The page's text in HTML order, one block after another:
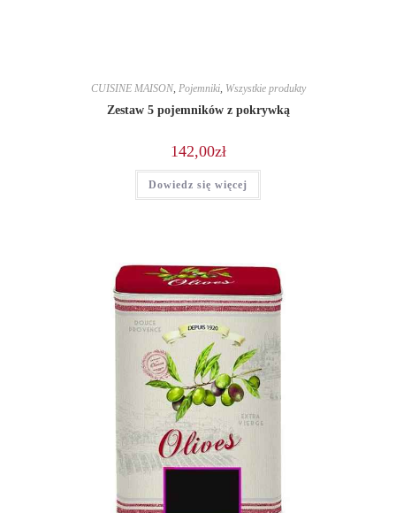
CUISINE MAISON, Pojemniki, Wszystkie produkty
Zestaw 5 pojemników z pokrywką
142,00zł
Dowiedz się więcej